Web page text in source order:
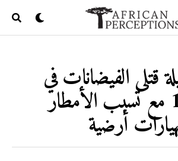
قتلى الفيضانات في
كينيا إلى 18 مع تسبب الأمطار
أرضية